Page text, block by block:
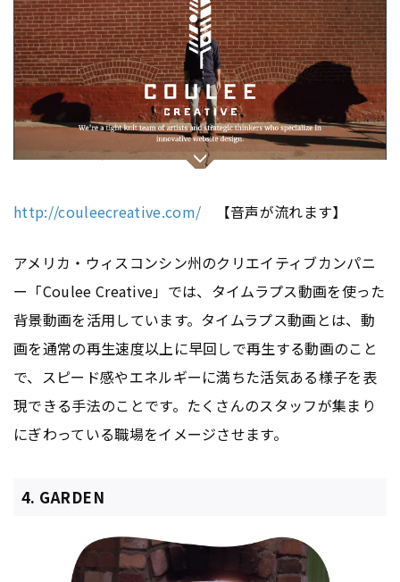
http://couleecreative.com/ 【音声が流れます】
アメリカ・ウィスコンシン州のクリエイティブカンパニ
ー「Coulee Creative」では、タイムラプス動画を使った
背景動画を活用しています。タイムラプス動画とは、動
画を通常の再生速度以上に早回しで再生する動画のこと
で、スピード感やエネルギーに満ちた活気ある様子を表
現できる手法のことです。たくさんのスタッフが集まり
にぎわっている職場をイメージさせます。
4. GARDEN